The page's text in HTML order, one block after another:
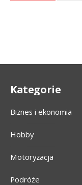
Kategorie
Biznes i ekonomia
Hobby
Motoryzacja
Podróże